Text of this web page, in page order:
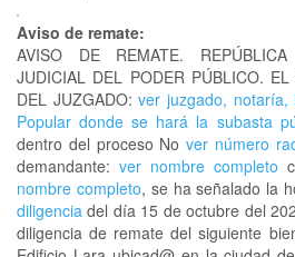
Aviso de remate:
AVISO DE REMATE.
JUDICIAL DEL PODER PÚBLICO.
DEL JUZGADO: ver juzgado, notaría,
Popular donde se hará la subasta
dentro del proceso Nover número
demandante: ver nombre completo
nombre completo, se ha señalado la
diligencia del día 15 de octubre del
diligencia de remate del siguiente